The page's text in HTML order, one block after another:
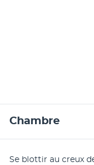
Chambre
Se blottir au creux